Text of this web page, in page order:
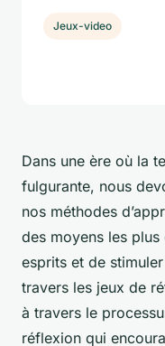
Dans une ère où la
fulgurante, nous
nos méthodes
des moyens les plus
esprits et de
travers les jeux de
à travers le
réflexion qui
Jeux-video